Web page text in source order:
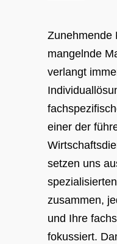
Zunehmende
mangelnde
verlangt
einer der
setzen uns
zusammen,
und Ihre
fokussiert.